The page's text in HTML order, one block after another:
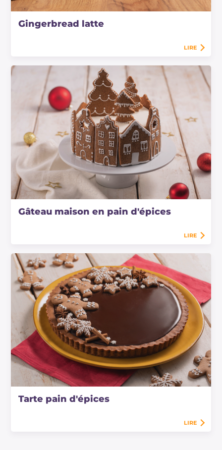
Gingerbread latte
LIRE
Gâteau maison en pain d'épices
LIRE
Tarte pain d'épices
LIRE